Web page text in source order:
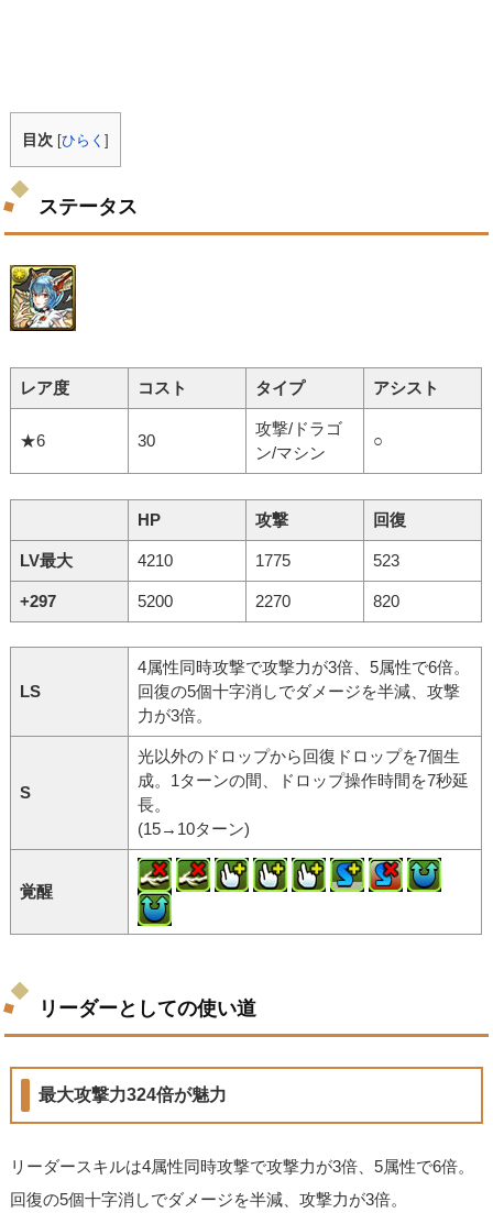
目次 [ひらく]
ステータス
レア度 コスト タイプ アシスト
★6 30
攻撃/ドラゴ
ン/マシン
○
HP 攻撃 回復
LV最大 4210 1775 523
+297 5200 2270 820
LS
4属性同時攻撃で攻撃力が3倍、5属性で6倍。
回復の5個十字消しでダメージを半減、攻撃
力が3倍。
S
光以外のドロップから回復ドロップを7個生
成。1ターンの間、ドロップ操作時間を7秒延
長。
(15→10ターン)
覚醒
リーダーとしての使い道
最大攻撃力324倍が魅力
リーダースキルは4属性同時攻撃で攻撃力が3倍、5属性で6倍。
回復の5個十字消しでダメージを半減、攻撃力が3倍。